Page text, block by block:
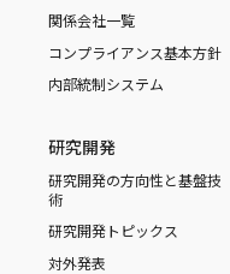
関係会社一覧
コンプライアンス基本方針
内部統制システム
研究開発
研究開発の方向性と基盤技
術
研究開発トピックス
対外発表